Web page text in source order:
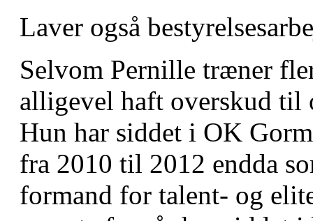
Laver også
Selvom Pernille træner
alligevel haft overskud til
Hun har siddet i OK
fra 2010 til 2012 endda
formand for talent- og